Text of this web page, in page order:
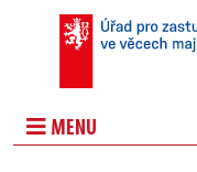
MENU